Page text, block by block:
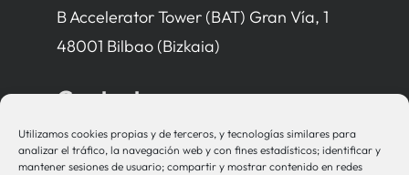
Utilizamos cookies propias y de terceros, y tecnologías similares para
analizar el tráfico, la navegación web y con fines estadísticos; identificar y
mantener sesiones de usuario; compartir y mostrar contenido en redes
B Accelerator Tower (BAT) Gran Vía, 1
48001 Bilbao (Bizkaia)
Contacto
bio-sistemak@bio-sistemak.eus